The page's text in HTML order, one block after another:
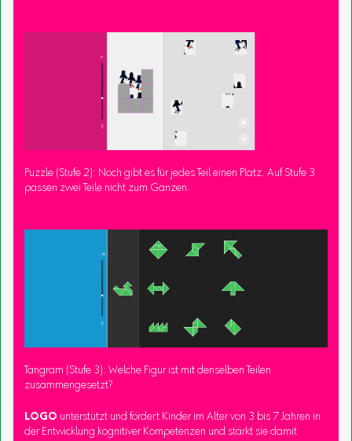
Puzzle (Stufe 2): Noch gibt es für jedes Teil einen Platz. Auf Stufe 3
passen zwei Teile nicht zum Ganzen.
Tangram (Stufe 3): Welche Figur ist mit denselben Teilen
zusammengesetzt?
LOGO unterstützt und fördert Kinder im Alter von 3 bis 7 Jahren in
der Entwicklung kognitiver Kompetenzen und stärkt sie damit